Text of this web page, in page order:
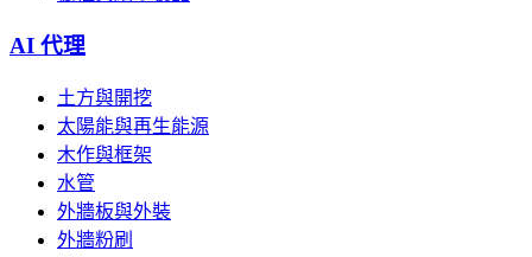
AI 代理
土方與開挖
太陽能與再生能源
木作與框架
水管
外牆板與外裝
外牆粉刷